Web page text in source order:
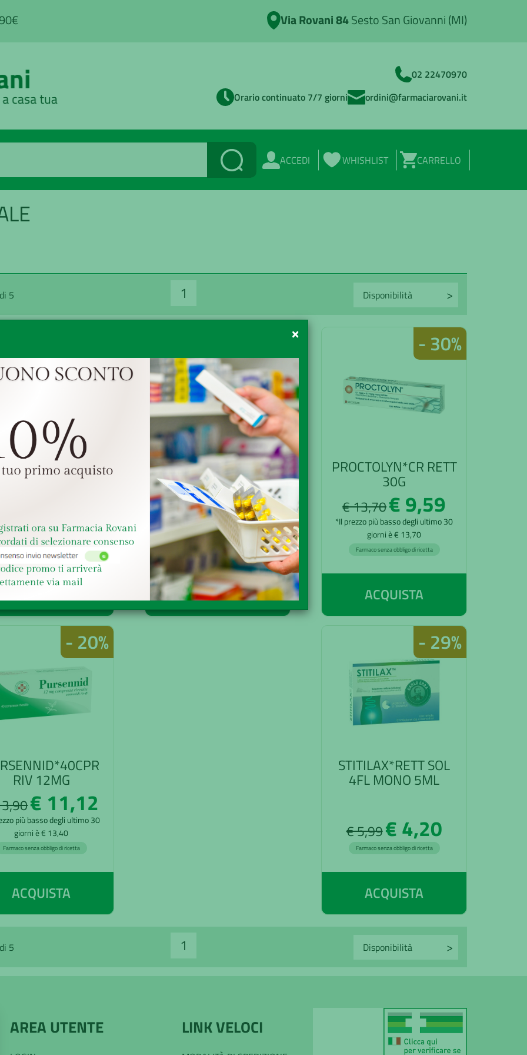
Via Rovani 84Sesto San Giovanni (MI)
02 22470970
Orario continuato 7/7 giorni
ordini@farmaciarovani.it
ACCEDI WHISHLIST CARRELLO
Cerca
5 1
RIV 5MG
più basso degli ultimo 30
giorni è € 13,76
MAALOX
REFLURAPID 20BUST
€ 15,29€ 6,12
*Il prezzo più basso degli ultimo 30
giorni è € 15,29
Senza obbligo di ricetta
ACQUISTA
- 30%
PROCTOLYN*CR RETT
30G
€ 13,70€ 9,59
*Il prezzo più basso degli ultimo 30
giorni è € 13,70
Farmaco senza obbligo di ricetta
ACQUISTA
- 20%
RIV 12MG
€ 11,12
più basso degli ultimo 30
giorni è € 13,40
Farmaco senza obbligo di ricetta
ACQUISTA
- 29%
STITILAX*RETT SOL
4FL MONO 5ML
€ 5,99€ 4,20
Farmaco senza obbligo di ricetta
ACQUISTA
5 1
AREA UTENTE LINK VELOCI
×